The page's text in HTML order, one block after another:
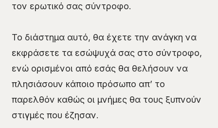
τον ερωτικό σας σύντροφο.
Το διάστημα αυτό, θα έχετε την ανάγκη να
εκφράσετε τα εσώψυχά σας στο σύντροφο,
ενώ ορισμένοι από εσάς θα θελήσουν να
πλησιάσουν κάποιο πρόσωπο απ’ το
παρελθόν καθώς οι μνήμες θα τους ξυπνούν
στιγμές που έζησαν.